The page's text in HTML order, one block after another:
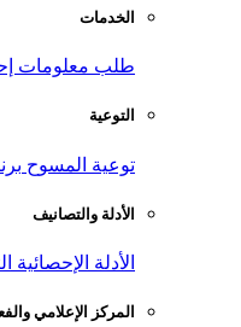
الخدمات
طلب معلومات
التوعية
توعية المسوح
الأدلة والتصانيف
الأدلة الإحصائية
المركز الإعلامي